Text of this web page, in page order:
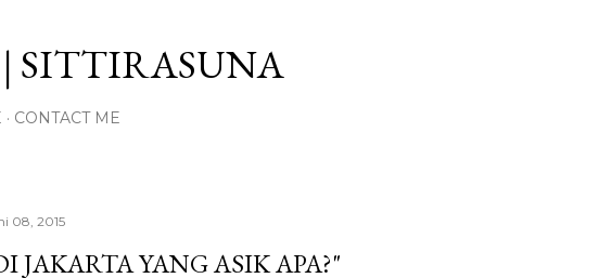
SITTIRASUNA
CONTACT ME
08, 2015
JAKARTA YANG ASIK APA?"